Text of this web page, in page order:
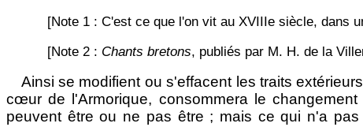
[Note 1 : C'est ce que l'on vit au XVIIIe siècle, dans
[Note 2 : Chants bretons, publiés par M. H. de la
Ainsi se modifient ou s'effacent les traits
cœur de l'Armorique, consommera le
peuvent être ou ne pas être ; mais ce qui n'a